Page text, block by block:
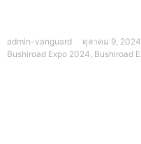
admin-vanguard ตุลาคม 9, 2024
Bushiroad Expo 2024, Bushiroad